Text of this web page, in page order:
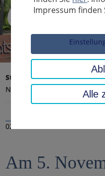
Sucheingabe
Startseite
Nachrichten
02.11.2019
Am 5.
Impressum finden
Alle